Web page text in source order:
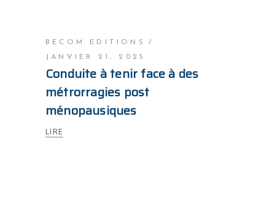
BECOM EDITIONS
JANVIER 21, 2025
Conduite à tenir face à des
métrorragies post
ménopausiques
LIRE